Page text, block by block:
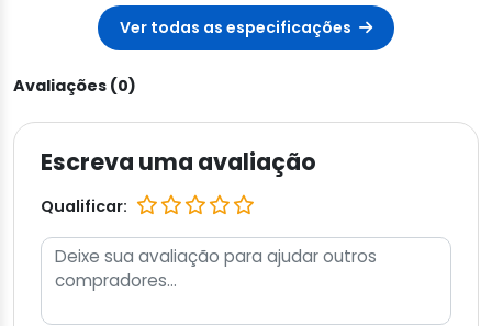
Ver todas as especificações
Avaliações (0)
Escreva uma avaliação
Qualificar: